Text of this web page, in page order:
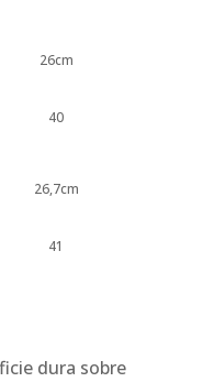
26cm
40
26,7cm
41
dura sobre